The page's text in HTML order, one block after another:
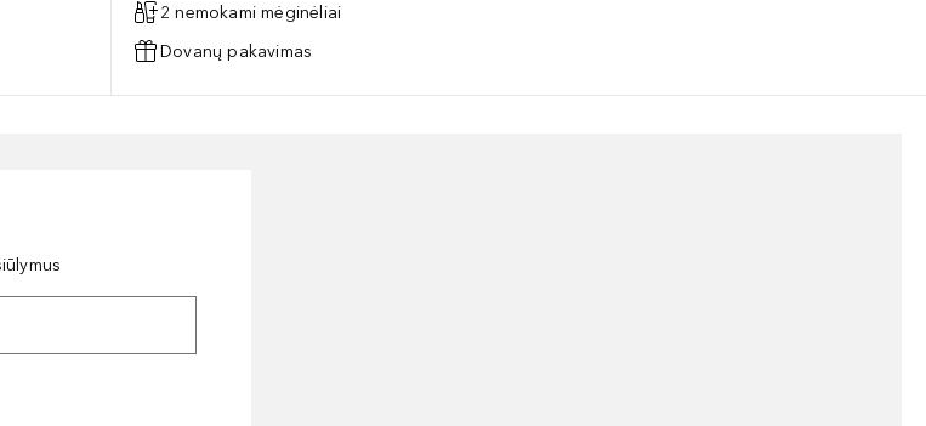
2 nemokami mėginėliai
Dovanų pakavimas